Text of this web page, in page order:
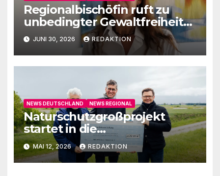
Regionalbischöfin ruft zu
unbedingter Gewaltfreiheit
aufJUNI 30, 2026 REDAKTION
NEWS DEUTSCHLAND NEWS REGIONAL
Naturschutzgroßprojekt
startet in die
Umsetzungsphase
MAI 12, 2026 REDAKTION